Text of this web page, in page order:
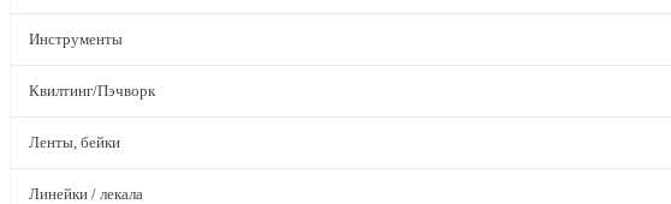
Инструменты
Квилтинг/Пэчворк
Ленты, бейки
Линейки / лекала